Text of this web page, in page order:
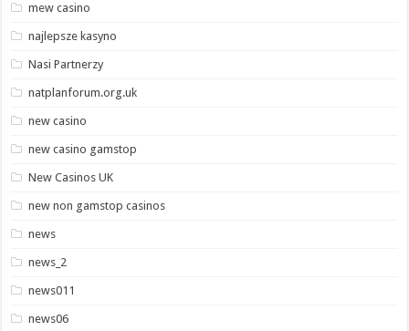
mew casino
najlepsze kasyno
Nasi Partnerzy
natplanforum.org.uk
new casino
new casino gamstop
New Casinos UK
new non gamstop casinos
news
news_2
news011
news06